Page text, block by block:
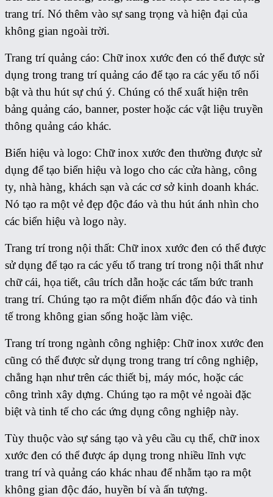
trang trí. Nó thêm vào sự sang trọng và hiện đại của
không gian ngoài trời.
Trang trí quảng cáo: Chữ inox xước đen có thể được sử
dụng trong trang trí quảng cáo để tạo ra các yếu tố nổi
bật và thu hút sự chú ý. Chúng có thể xuất hiện trên
bảng quảng cáo, banner, poster hoặc các vật liệu truyền
thông quảng cáo khác.
Biển hiệu và logo: Chữ inox xước đen thường được sử
dụng để tạo biển hiệu và logo cho các cửa hàng, công
ty, nhà hàng, khách sạn và các cơ sở kinh doanh khác.
Nó tạo ra một vẻ đẹp độc đáo và thu hút ánh nhìn cho
các biển hiệu và logo này.
Trang trí trong nội thất: Chữ inox xước đen có thể được
sử dụng để tạo ra các yếu tố trang trí trong nội thất như
chữ cái, họa tiết, câu trích dẫn hoặc các tấm bức tranh
trang trí. Chúng tạo ra một điểm nhấn độc đáo và tinh
tế trong không gian sống hoặc làm việc.
Trang trí trong ngành công nghiệp: Chữ inox xước đen
cũng có thể được sử dụng trong trang trí công nghiệp,
chẳng hạn như trên các thiết bị, máy móc, hoặc các
công trình xây dựng. Chúng tạo ra một vẻ ngoài đặc
biệt và tinh tế cho các ứng dụng công nghiệp này.
Tùy thuộc vào sự sáng tạo và yêu cầu cụ thể, chữ inox
xước đen có thể được áp dụng trong nhiều lĩnh vực
trang trí và quảng cáo khác nhau để nhằm tạo ra một
không gian độc đáo, huyền bí và ấn tượng.